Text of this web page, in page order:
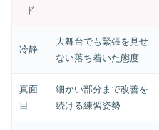
ド
冷静
大舞台でも緊張を見せ
ない落ち着いた態度
真面
目
細かい部分まで改善を
続ける練習姿勢